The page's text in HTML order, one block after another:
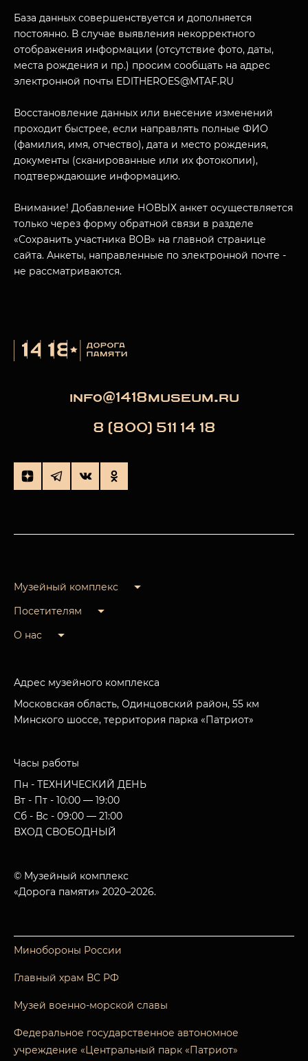
МУЗЕЙНЫЙ КОМПЛЕКС
ПОСЕТИТЕЛЯМ
О НАС
База данных совершенствуется и дополняется
постоянно. В случае выявления некорректного
отображения информации (отсутствие фото, даты,
места рождения и пр.) просим сообщать на адрес
электронной почты EDITHEROES@MTAF.RU
Восстановление данных или внесение изменений
проходит быстрее, если направлять полные ФИО
(фамилия, имя, отчество), дата и место рождения,
документы (сканированные или их фотокопии),
подтверждающие информацию.
Внимание! Добавление НОВЫХ анкет осуществляется
только через форму обратной связи в разделе
«Сохранить участника ВОВ» на главной странице
сайта. Анкеты, направленные по электронной почте -
не рассматриваются.
info@1418museum.ru
8 (800) 511 14 18
Музейный комплекс
Посетителям
О нас
Адрес музейного комплекса
Московская область, Одинцовский район, 55 км
Минского шоссе, территория парка «Патриот»
Часы работы
Пн - ТЕХНИЧЕСКИЙ ДЕНЬ
Вт - Пт - 10:00 — 19:00
Сб - Вс - 09:00 — 21:00
ВХОД СВОБОДНЫЙ
© Музейный комплекс
«Дорога памяти» 2020–2026.
Минобороны России
Главный храм ВС РФ
Музей военно-морской славы
Федеральное государственное автономное
учреждение «Центральный парк «Патриот»